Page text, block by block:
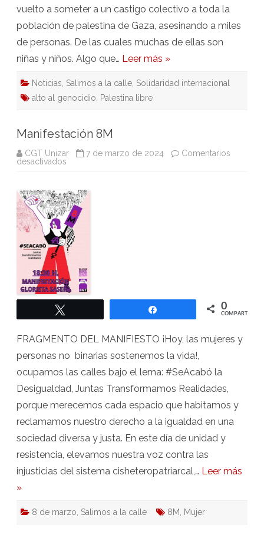
vuelto a someter a un castigo colectivo a toda la
población de palestina de Gaza, asesinando a miles
de personas. De las cuales muchas de ellas son
niñas y niños. Algo que… Leer más »
Noticias Salimos a la calle Solidaridad internacional
alto al genocidio
Palestina libre
Manifestación 8M
CGT Unizar 7 de marzo de 2024
Comentarios
desactivados
0
COMPARTIR
FRAGMENTO DEL MANIFIESTO ¡Hoy, las mujeres y
personas no binarias sostenemos la vida!,
ocupamos las calles bajo el lema: #SeAcabó la
Desigualdad, Juntas Transformamos Realidades,
porque merecemos cada espacio que habitamos y
reclamamos nuestro derecho a la igualdad en una
sociedad diversa y justa. En este día de unidad y
resistencia, elevamos nuestra voz contra las
injusticias del sistema cisheteropatriarcal,… Leer más
»
8 de marzo, Salimos a la calle 8M, Mujer